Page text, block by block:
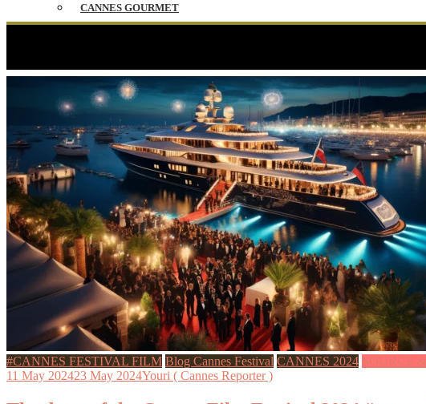
CANNES GOURMET
FRANÇAIS
#CANNES FESTIVAL FILM Blog Cannes Festival CANNES 2024 SOURCE
11 May 202423 May 2024Youri ( Cannes Reporter )